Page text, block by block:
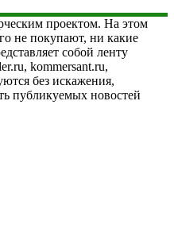
проектом. На этом
не покупают, ни какие
собой ленту
kommersant.ru,
без искажения,
публикуемых новостей